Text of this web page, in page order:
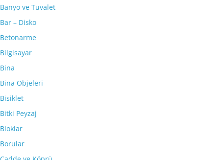
Banyo ve Tuvalet
Bar – Disko
Betonarme
Bilgisayar
Bina
Bina Objeleri
Bisiklet
Bitki Peyzaj
Bloklar
Borular